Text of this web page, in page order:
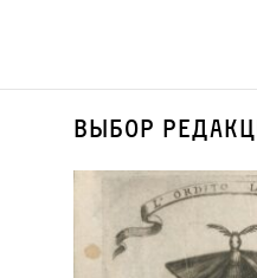
Выбор